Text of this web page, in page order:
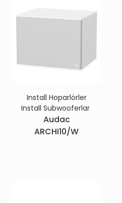
Install Hoparlörler
Install Subwooferlar
Audac
ARCHI10/W